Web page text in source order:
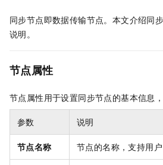
同步节点即数据传输节点。本文介绍同
说明。
节点属性
节点属性用于设置同步节点的基本信息
参数 说明
节点名称 节点的名称，支持用户